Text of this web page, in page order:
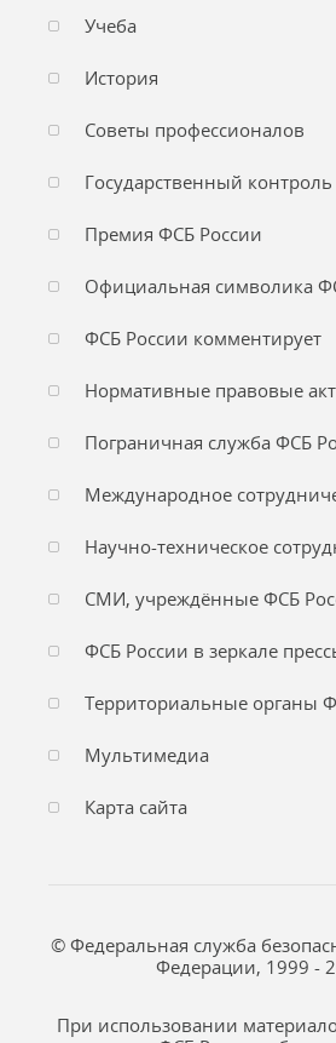
Учеба
История
Советы профессионалов
Государственный контроль
Премия ФСБ России
Официальная символика
ФСБ России комментирует
Нормативные правовые
Пограничная служба ФСБ
Международное
Научно-техническое
СМИ, учреждённые ФСБ
ФСБ России в зеркале
Территориальные органы
Мультимедиа
Карта сайта
© Федеральная служба
Федерации, 1999 -
При использовании